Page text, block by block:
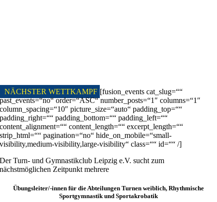
NÄCHSTER WETTKAMPF [fusion_events cat_slug=““
past_events=“no“ order=“ASC“ number_posts=“1″ columns=“1″
column_spacing=“10″ picture_size=“auto“ padding_top=““
padding_right=““ padding_bottom=““ padding_left=““
content_alignment=““ content_length=““ excerpt_length=““
strip_html=““ pagination=“no“ hide_on_mobile=“small-
visibility,medium-visibility,large-visibility“ class=““ id=““ /]
Der Turn- und Gymnastikclub Leipzig e.V. sucht zum
nächstmöglichen Zeitpunkt mehrere
Übungsleiter/-innen für die Abteilungen Turnen weiblich, Rhythmische
Sportgymnastik und Sportakrobatik